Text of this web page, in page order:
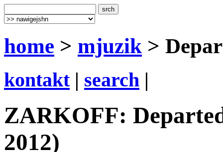
home > mjuzik >
kontakt| search |
ZARKOFF:
2012)